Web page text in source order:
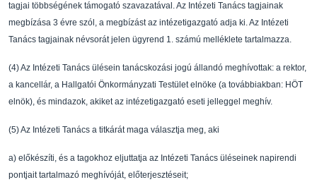
tagjai többségének támogató szavazatával. Az Intézeti Tanács tagjainak
megbízása 3 évre szól, a megbízást az intézetigazgató adja ki. Az Intézeti
Tanács tagjainak névsorát jelen ügyrend 1. számú melléklete tartalmazza.
(4)Az Intézeti Tanács ülésein tanácskozási jogú állandó meghívottak: a rektor,
a kancellár, a Hallgatói Önkormányzati Testület elnöke (a továbbiakban: HÖT
elnök), és mindazok, akiketaz intézetigazgató eseti jelleggel meghív.
(5)Az Intézeti Tanács a titkárát maga választja meg, aki
a) el őkészíti, és a tagokhoz eljuttatja az Intézeti Tanács üléseinek napirendi
pontjaittartalmazó meghívóját, el őterjesztéseit;